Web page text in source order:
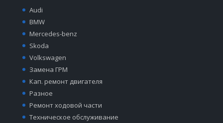
Audi
BMW
Mercedes-benz
Skoda
Volkswagen
Замена ГРМ
Кап. ремонт двигателя
Разное
Ремонт ходовой части
Техническое обслуживание